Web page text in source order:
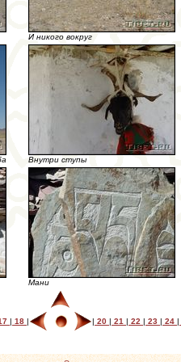
И никого вокруг
Внутри ступы
Мани
| 18 | | 20 | 21 | 22 | 23 | 24 |